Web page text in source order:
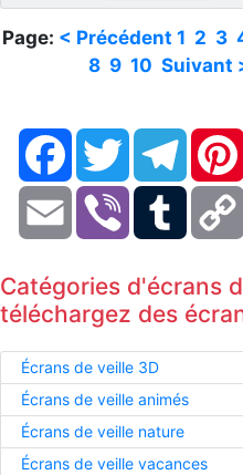
Page: < Précédent 1 2 3
8 9 10 Suivant
FacebookTwitter
Email Viber Tumblr
Catégories d'écrans
téléchargez des
Écrans de veille 3D
Écrans de veille animés
Écrans de veille nature
Écrans de veille vacances